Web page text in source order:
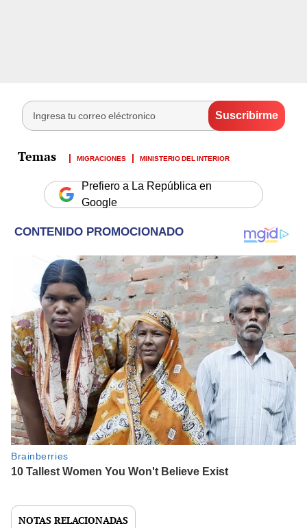
MIGRACIONES MINISTERIO DEL INTERIOR
Prefiero a La República en
Google
NOTAS RELACIONADAS